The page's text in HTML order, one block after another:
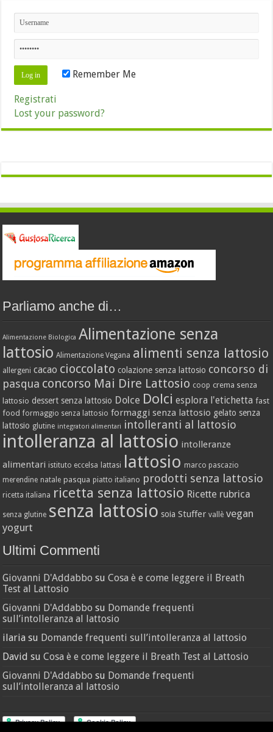
Remember Me
Registrati
Lost your password?
Parliamo anche di…
Alimentazione Biologica Alimentazione senza
lattosio Alimentazione Vegana alimenti senza lattosio
allergeni cacao cioccolato colazione senza lattosio concorso di
pasqua concorso Mai Dire Lattosio coop crema senza
lattosio dessert senza lattosio Dolce Dolci esplora l'etichetta fast
food formaggio senza lattosio formaggi senza lattosio gelato senza
lattosio glutine integratori alimentari intolleranti al lattosio
intolleranza al lattosio intolleranze
alimentari istituto eccelsa lattasi lattosio marco pascazio
merendine natale pasqua piatto italiano prodotti senza lattosio
ricetta italiana ricetta senza lattosio Ricette rubrica
senza glutine senza lattosio soia Stuffer vallè vegan
yogurt
Ultimi Commenti
Giovanni D'Addabbo suCosa è e come leggere il Breath
Test al Lattosio
Giovanni D'Addabbo su Domande frequenti
sull’intolleranza al lattosio
ilaria su Domande frequenti sull’intolleranza al lattosio
David suCosa è e come leggere il Breath Test al Lattosio
Giovanni D'Addabbo su Domande frequenti
sull’intolleranza al lattosio